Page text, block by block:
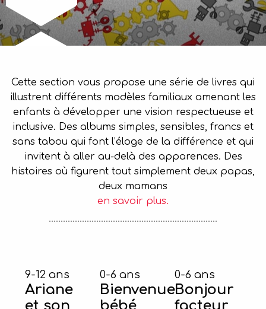
Cette section vous propose une série de livres qui
illustrent différents modèles familiaux amenant les
enfants à développer une vision respectueuse et
inclusive. Des albums simples, sensibles, francs et
sans tabou qui font l’éloge de la différence et qui
invitent à aller au-delà des apparences. Des
histoires où figurent tout simplement deux papas,
deux mamans
en savoir plus.
9-12 ans
Ariane
et son
0-6 ans
Bienvenue
bébé
0-6 ans
Bonjour
facteur